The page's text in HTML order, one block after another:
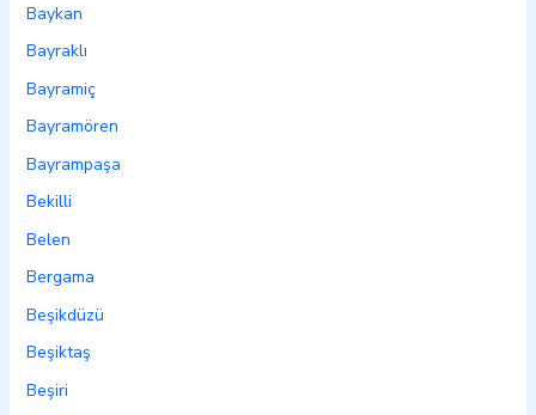
Baykan
Bayraklı
Bayramiç
Bayramören
Bayrampaşa
Bekilli
Belen
Bergama
Beşikdüzü
Beşiktaş
Beşiri